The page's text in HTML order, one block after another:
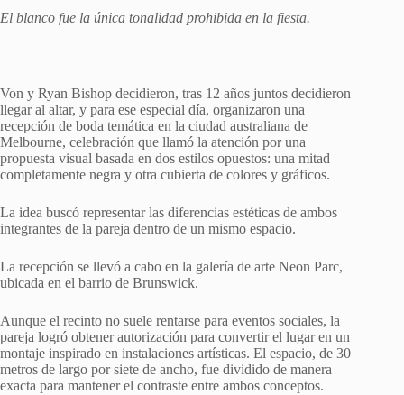
El blanco fue la única tonalidad prohibida en la fiesta.
Von y Ryan Bishop decidieron, tras 12 años juntos decidieron
llegar al altar, y para ese especial día, organizaron una
recepción de boda temática en la ciudad australiana de
Melbourne, celebración que llamó la atención por una
propuesta visual basada en dos estilos opuestos: una mitad
completamente negra y otra cubierta de colores y gráficos.
La idea buscó representar las diferencias estéticas de ambos
integrantes de la pareja dentro de un mismo espacio.
La recepción se llevó a cabo en la galería de arte Neon Parc,
ubicada en el barrio de Brunswick.
Aunque el recinto no suele rentarse para eventos sociales, la
pareja logró obtener autorización para convertir el lugar en un
montaje inspirado en instalaciones artísticas. El espacio, de 30
metros de largo por siete de ancho, fue dividido de manera
exacta para mantener el contraste entre ambos conceptos.